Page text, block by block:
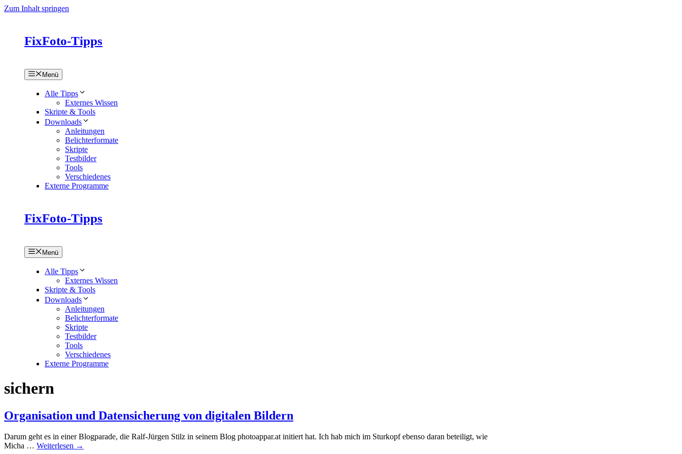
Zum Inhalt springen
FixFoto-Tipps
Menü
Alle Tipps
Externes Wissen
Skripte & Tools
Downloads
Anleitungen
Belichterformate
Skripte
Testbilder
Tools
Verschiedenes
Externe Programme
FixFoto-Tipps
Menü
Alle Tipps
Externes Wissen
Skripte & Tools
Downloads
Anleitungen
Belichterformate
Skripte
Testbilder
Tools
Verschiedenes
Externe Programme
sichern
Organisation und Datensicherung von digitalen Bildern
Darum geht es in einer Blogparade, die Ralf-Jürgen Stilz in seinem Blog photoappar.at initiert hat. Ich hab mich im Sturkopf ebenso daran beteiligt, wie
Micha … Weiterlesen →